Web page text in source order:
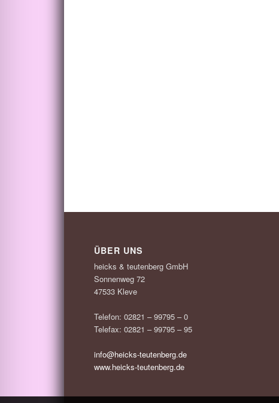
ÜBER UNS
heicks & teutenberg GmbH
Sonnenweg 72
47533 Kleve
Telefon: 02821 – 99795 – 0
Telefax: 02821 – 99795 – 95
info@heicks-teutenberg.de
www.heicks-teutenberg.de